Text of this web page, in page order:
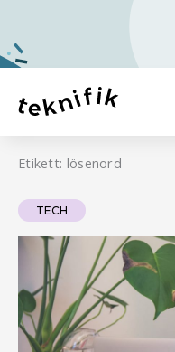
innehåll
Etikett: lösenord
TECH